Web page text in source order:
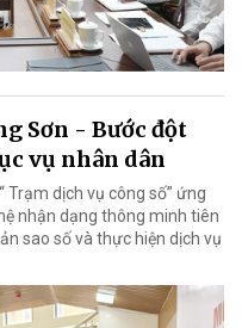
Sơn - Bước đột
vụ nhân dân
Trạm dịch vụ công số” ứng
nhận dạng thông minh tiên
sao số và thực hiện dịch vụ